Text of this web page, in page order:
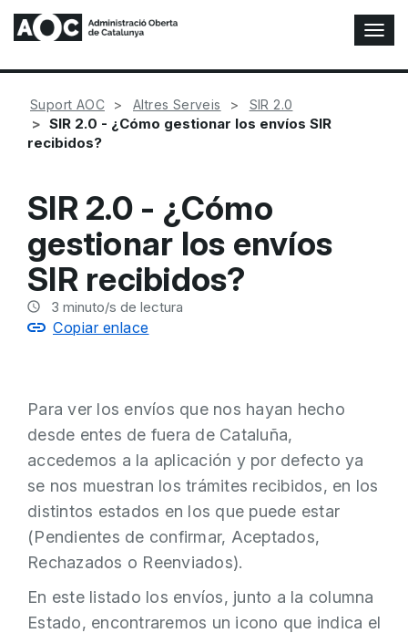
A
l
t
Suport AOC Altres Serveis SIR 2.0
SIR 2.0 - ¿Cómo gestionar los envíos SIR
recibidos?
SIR 2.0 - ¿Cómo
gestionar los envíos
SIR recibidos?
3 minuto/s de lectura
Copiar enlace
Para ver los envíos que nos hayan hecho
desde entes de fuera de Cataluña,
accedemos a la aplicación y por defecto ya
se nos muestran los trámites recibidos, en los
distintos estados en los que puede estar
(Pendientes de confirmar, Aceptados,
Rechazados o Reenviados).
En este listado los envíos, junto a la columna
Estado, encontraremos un icono que indica el